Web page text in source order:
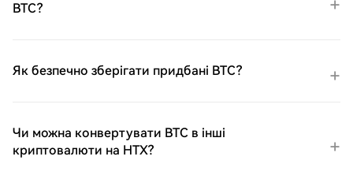
BTC?
Як безпечно зберігати придбані BTC?
Чи можна конвертувати BTC в інші
криптовалюти на HTX?